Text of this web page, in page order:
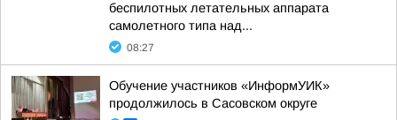
беспилотных летательных аппарата
самолетного типа над...
08:27
Обучение участников «ИнформУИК»
продолжилось в Сасовском округе